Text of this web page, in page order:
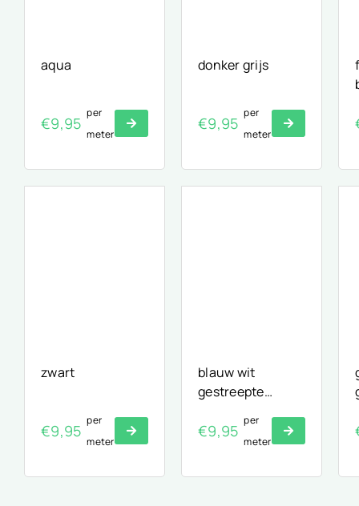
aqua
€9,95
per
meter
donker grijs
€9,95
per
meter
zwart
€9,95
per
meter
blauw wit
gestreepte
€9,95
per
meter